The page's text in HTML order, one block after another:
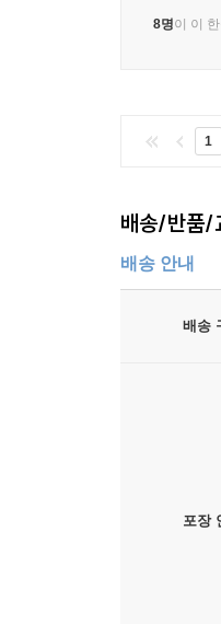
8명이 이
1
배송/반품/
배송 안내
배송
포장